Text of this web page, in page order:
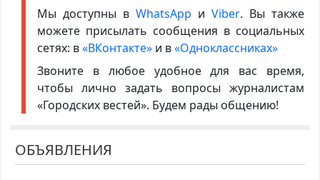
Мы доступны в WhatsApp иViber. Вы также
можете присылать сообщения в социальных
сетях: в«ВКонтакте»и в«Одноклассниках»
Звоните в любое удобное для вас время,
чтобы лично задать вопросы журналистам
«Городских вестей». Будем рады общению!
ОБЪЯВЛЕНИЯ